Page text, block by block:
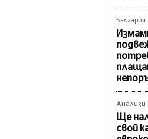
България
Анализи
Ще
свой